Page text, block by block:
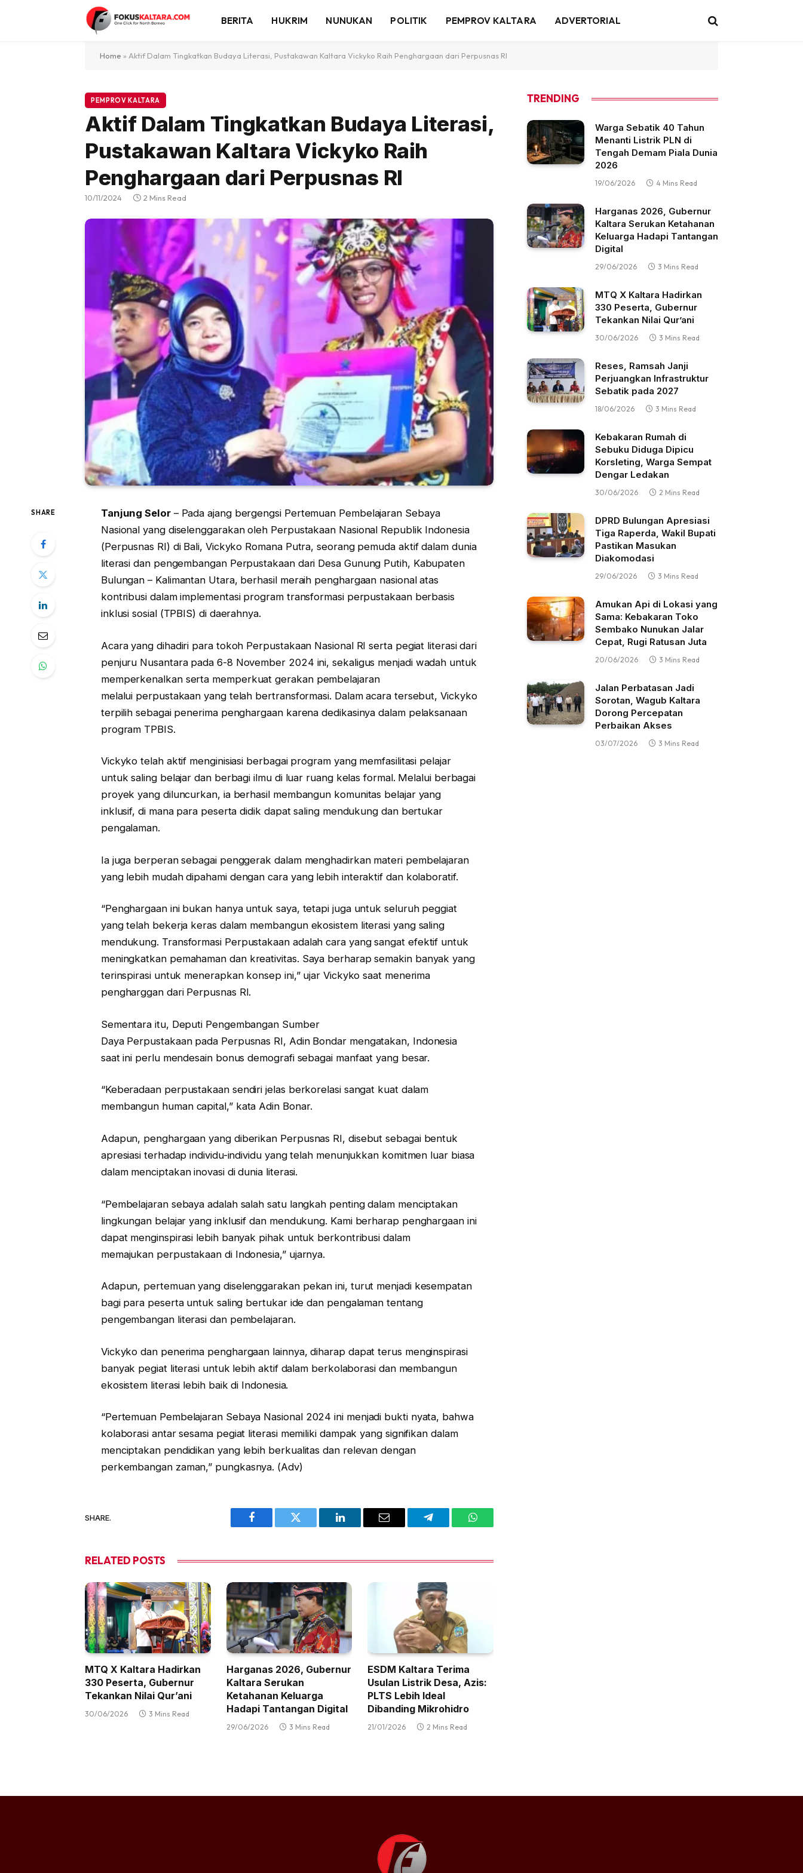
BERITA HUKRIM NUNUKAN POLITIK PEMPROV KALTARA ADVERTORIAL
Home » Aktif Dalam Tingkatkan Budaya Literasi, Pustakawan Kaltara Vickyko Raih Penghargaan dari Perpusnas RI
PEMPROV KALTARA
Aktif Dalam Tingkatkan Budaya Literasi,
Pustakawan Kaltara Vickyko Raih
Penghargaan dari Perpusnas RI
10/11/2024 2 Mins Read
SHARE Tanjung Selor– Pada ajang bergengsi Pertemuan Pembelajaran Sebaya
Nasional yang diselenggarakan oleh Perpustakaan Nasional Republik Indonesia
(Perpusnas RI) di Bali, Vickyko Romana Putra, seorang pemuda aktif dalam dunia
literasi dan pengembangan Perpustakaan dari Desa Gunung Putih, Kabupaten
Bulungan – Kalimantan Utara, berhasil meraih penghargaan nasional atas
kontribusi dalam implementasi program transformasi perpustakaan berbasis
inklusi sosial (TPBIS) di daerahnya.
Acara yang dihadiri para tokoh Perpustakaan Nasional RI serta pegiat literasi dari
penjuru Nusantara pada 6-8 November 2024 ini, sekaligus menjadi wadah untuk
memperkenalkan serta memperkuat gerakan pembelajaran
melalui perpustakaan yang telah bertransformasi. Dalam acara tersebut, Vickyko
terpilih sebagai penerima penghargaan karena dedikasinya dalam pelaksanaan
program TPBIS.
Vickyko telah aktif menginisiasi berbagai program yang memfasilitasi pelajar
untuk saling belajar dan berbagi ilmu di luar ruang kelas formal. Melalui berbagai
proyek yang diluncurkan, ia berhasil membangun komunitas belajar yang
inklusif, di mana para peserta didik dapat saling mendukung dan bertukar
pengalaman.
Ia juga berperan sebagai penggerak dalam menghadirkan materi pembelajaran
yang lebih mudah dipahami dengan cara yang lebih interaktif dan kolaboratif.
“Penghargaan ini bukan hanya untuk saya, tetapi juga untuk seluruh peggiat
yang telah bekerja keras dalam membangun ekosistem literasi yang saling
mendukung. Transformasi Perpustakaan adalah cara yang sangat efektif untuk
meningkatkan pemahaman dan kreativitas. Saya berharap semakin banyak yang
terinspirasi untuk menerapkan konsep ini,” ujar Vickyko saat menerima
pengharggan dari Perpusnas RI.
Sementara itu, Deputi Pengembangan Sumber
Daya Perpustakaan pada Perpusnas RI, Adin Bondar mengatakan, Indonesia
saat ini perlu mendesain bonus demografi sebagai manfaat yang besar.
“Keberadaan perpustakaan sendiri jelas berkorelasi sangat kuat dalam
membangun human capital,” kata Adin Bonar.
Adapun, penghargaan yang diberikan Perpusnas RI, disebut sebagai bentuk
apresiasi terhadap individu-individu yang telah menunjukkan komitmen luar biasa
dalam menciptakan inovasi di dunia literasi.
“Pembelajaran sebaya adalah salah satu langkah penting dalam menciptakan
lingkungan belajar yang inklusif dan mendukung. Kami berharap penghargaan ini
dapat menginspirasi lebih banyak pihak untuk berkontribusi dalam
memajukan perpustakaan di Indonesia,” ujarnya.
Adapun, pertemuan yang diselenggarakan pekan ini, turut menjadi kesempatan
bagi para peserta untuk saling bertukar ide dan pengalaman tentang
pengembangan literasi dan pembelajaran.
Vickyko dan penerima penghargaan lainnya, diharap dapat terus menginspirasi
banyak pegiat literasi untuk lebih aktif dalam berkolaborasi dan membangun
ekosistem literasi lebih baik di Indonesia.
“Pertemuan Pembelajaran Sebaya Nasional 2024 ini menjadi bukti nyata, bahwa
kolaborasi antar sesama pegiat literasi memiliki dampak yang signifikan dalam
menciptakan pendidikan yang lebih berkualitas dan relevan dengan
perkembangan zaman,” pungkasnya. (Adv)
SHARE.
Facebook Twitter LinkedIn Email Telegram WhatsApp
RELATED POSTS
MTQ X Kaltara Hadirkan
330 Peserta, Gubernur
Tekankan Nilai Qur’ani
30/06/2026 3 Mins Read
Harganas 2026, Gubernur
Kaltara Serukan
Ketahanan Keluarga
Hadapi Tantangan Digital
29/06/2026 3 Mins Read
ESDM Kaltara Terima
Usulan Listrik Desa, Azis:
PLTS Lebih Ideal
Dibanding Mikrohidro
21/01/2026 2 Mins Read
TRENDING
Warga Sebatik 40 Tahun
Menanti Listrik PLN di
Tengah Demam Piala Dunia
2026
19/06/2026 4 Mins Read
Harganas 2026, Gubernur
Kaltara Serukan Ketahanan
Keluarga Hadapi Tantangan
Digital
29/06/2026 3 Mins Read
MTQ X Kaltara Hadirkan
330 Peserta, Gubernur
Tekankan Nilai Qur’ani
30/06/2026 3 Mins Read
Reses, Ramsah Janji
Perjuangkan Infrastruktur
Sebatik pada 2027
18/06/2026 3 Mins Read
Kebakaran Rumah di
Sebuku Diduga Dipicu
Korsleting, Warga Sempat
Dengar Ledakan
30/06/2026 2 Mins Read
DPRD Bulungan Apresiasi
Tiga Raperda, Wakil Bupati
Pastikan Masukan
Diakomodasi
29/06/2026 3 Mins Read
Amukan Api di Lokasi yang
Sama: Kebakaran Toko
Sembako Nunukan Jalar
Cepat, Rugi Ratusan Juta
20/06/2026 3 Mins Read
Jalan Perbatasan Jadi
Sorotan, Wagub Kaltara
Dorong Percepatan
Perbaikan Akses
03/07/2026 3 Mins Read